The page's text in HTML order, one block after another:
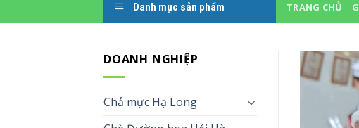
Danh mục sản phẩm TRANG CHỦ
DOANH NGHIỆP
Chả mực Hạ Long